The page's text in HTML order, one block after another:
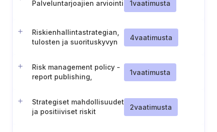
Palveluntarjoajien arviointi 1vaatimusta
Riskienhallintastrategian,
tulosten ja suorituskyvyn
4vaatimusta
Risk management policy -
report publishing,
1vaatimusta
Strategiset mahdollisuudet
ja positiiviset riskit
2vaatimusta